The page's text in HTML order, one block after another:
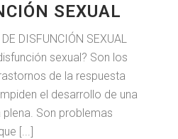
SEXUAL
DISFUNCIÓN SEXUAL
sexual? Son los
de la respuesta
el desarrollo de una
Son problemas
[...]